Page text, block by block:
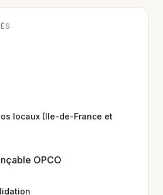
locaux (Ile-de-France et
OPCO